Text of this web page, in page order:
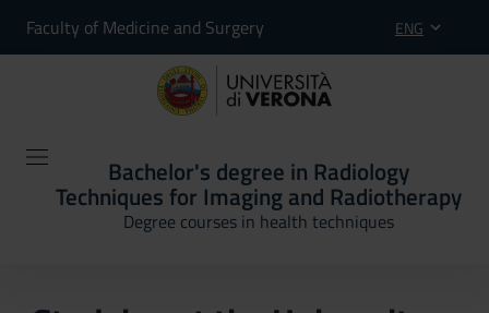
Faculty of Medicine and Surgery ENG
Bachelor's degree in Radiology
Techniques for Imaging and Radiotherapy
Degree courses in health techniques